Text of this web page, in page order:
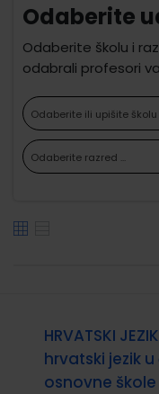
Odaberite
Odaberite školu i
odabrali profesori
Odaberite ili upišite
Odaberite razred ...
HRVATSKI
hrvatski jezik
osnovne škole